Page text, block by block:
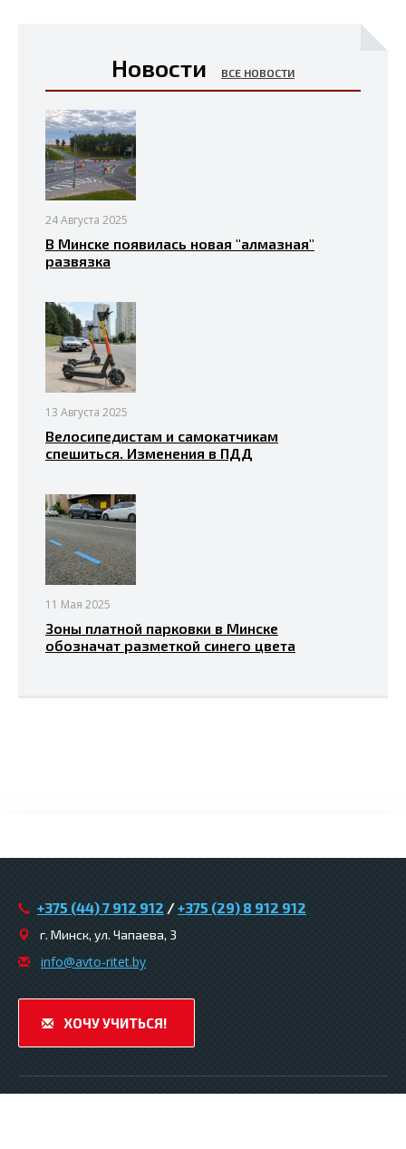
Новости ВСЕ НОВОСТИ
24 Августа 2025
В Минске появилась новая "алмазная"
развязка
13 Августа 2025
Велосипедистам и самокатчикам
спешиться. Изменения в ПДД
11 Мая 2025
Зоны платной парковки в Минске
обозначат разметкой синего цвета
+375 (44) 7 912 912 /+375 (29) 8 912 912
г. Минск, ул. Чапаева, 3
infо@avtо-ritеt.by
ХОЧУ УЧИТЬСЯ!